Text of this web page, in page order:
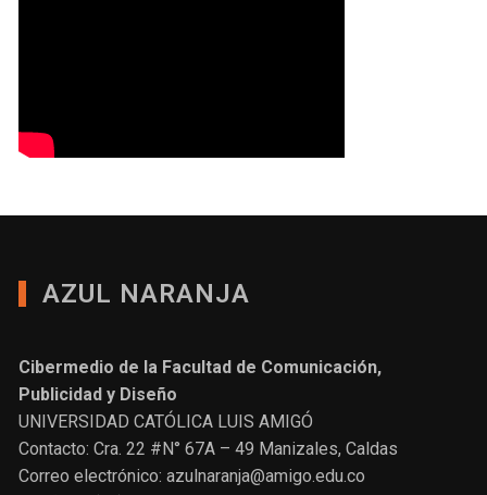
AZUL NARANJA
Cibermedio de la Facultad de Comunicación,
Publicidad y Diseño
UNIVERSIDAD CATÓLICA LUIS AMIGÓ
Contacto: Cra. 22 #N° 67A – 49 Manizales, Caldas
Correo electrónico: azulnaranja@amigo.edu.co